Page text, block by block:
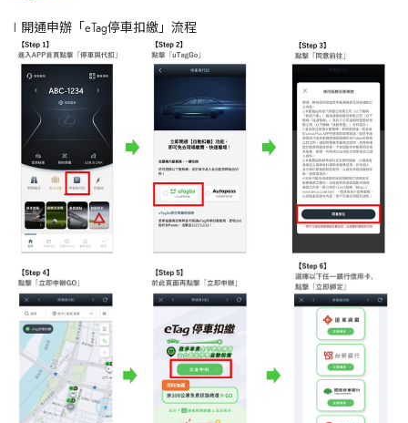
l 開通申辦「 eTag停車扣繳」流程